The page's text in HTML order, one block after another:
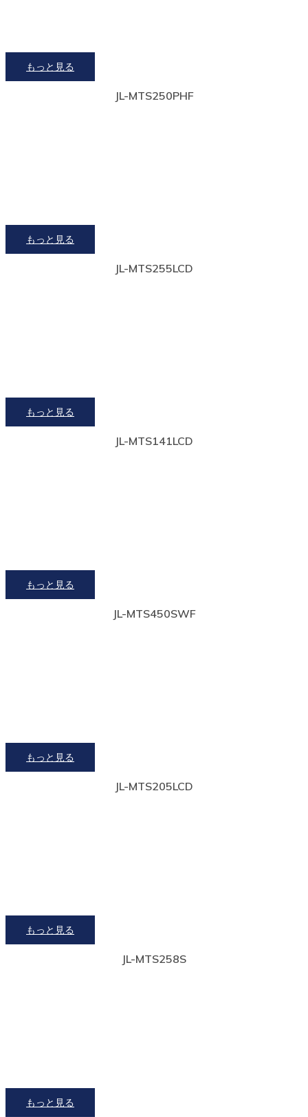
もっと見る
JL-MTS250PHF
もっと見る
JL-MTS255LCD
もっと見る
JL-MTS141LCD
もっと見る
JL-MTS450SWF
もっと見る
JL-MTS205LCD
もっと見る
JL-MTS258S
もっと見る